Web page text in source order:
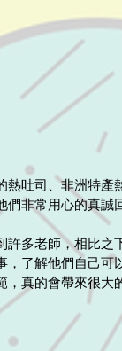
熱吐司、非洲特
非常用心的真誠
許多老師，相比
了解他們自己可
，真的會帶來很大